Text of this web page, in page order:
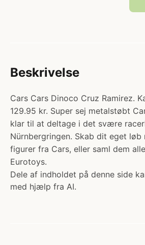
Beskrivelse
Cars Cars Dinoco Cruz Ramirez.
129.95 kr. Super sej metalstøbt
klar til at deltage i det svære
Nürnbergringen. Skab dit eget
figurer fra Cars, eller saml dem
Eurotoys.
Dele af indholdet på denne side
med hjælp fra AI.